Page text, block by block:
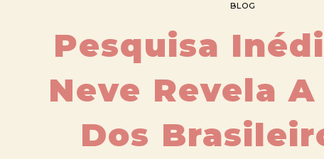
BLOG
Pesquisa
Neve Revela
Dos